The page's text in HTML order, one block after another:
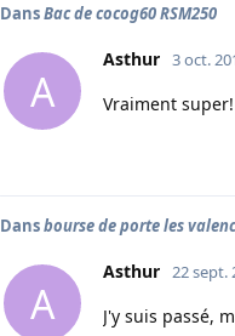
DansBac de cocog60 RSM250
A
Asthur 3 oct.
Vraiment super!
Dansbourse de porte les
A
Asthur 22 sept.
J'y suis passé,